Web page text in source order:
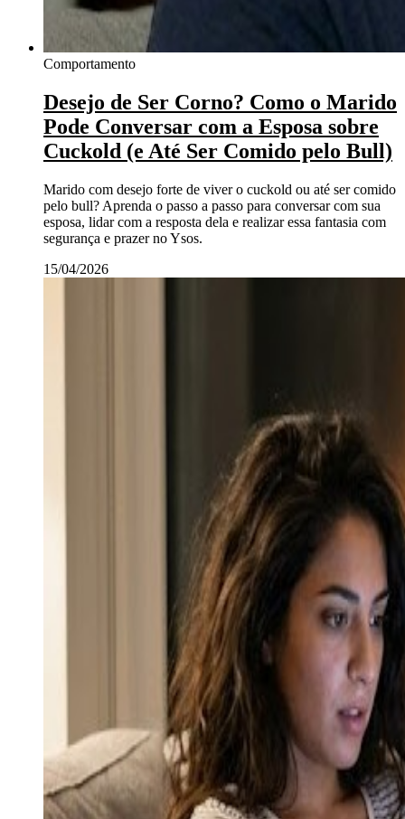
Comportamento
Desejo de Ser Corno? Como o Marido
Pode Conversar com a Esposa sobre
Cuckold (e Até Ser Comido pelo Bull)
Marido com desejo forte de viver o cuckold ou até ser comido
pelo bull? Aprenda o passo a passo para conversar com sua
esposa, lidar com a resposta dela e realizar essa fantasia com
segurança e prazer no Ysos.
15/04/2026